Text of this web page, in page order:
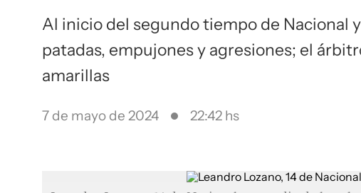
Al inicio del segundo tiempo de Nacional
patadas, empujones y agresiones; el
amarillas
7 de mayo de 2024 22:42 hs